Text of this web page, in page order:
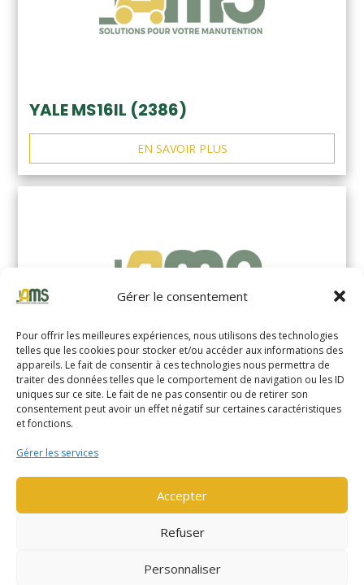
Gérer le consentement
Pour offrir les meilleures expériences, nous utilisons des technologies
telles que les cookies pour stocker et/ou accéder aux informations des
appareils. Le fait de consentir à ces technologies nous permettra de
traiter des données telles que le comportement de navigation ou les ID
uniques sur ce site. Le fait de ne pas consentir ou de retirer son
consentement peut avoir un effet négatif sur certaines caractéristiques
et fonctions.
Gérer les services
Accepter
Refuser
Personnaliser
YALE MS16IL (2386)
EN SAVOIR PLUS
YALE MS14XIL (2510)